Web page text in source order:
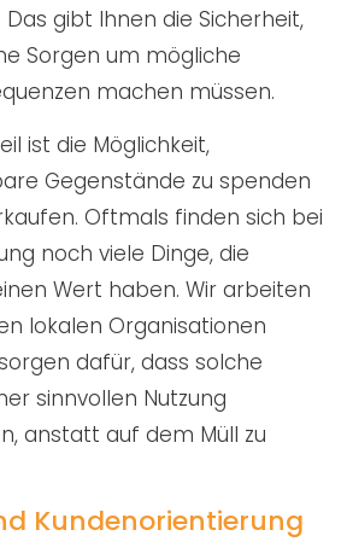
gibt Ihnen die Sicherheit,
Sorgen um mögliche
machen müssen.
ist die Möglichkeit,
Gegenstände zu spenden
Oftmals finden sich bei
noch viele Dinge, die
Wert haben. Wir arbeiten
lokalen Organisationen
dafür, dass solche
sinnvollen Nutzung
anstatt auf dem Müll zu
Kundenorientierung